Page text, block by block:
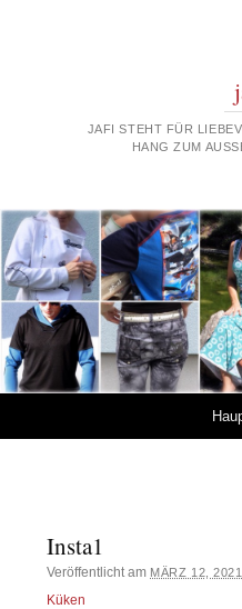
JAFI STEHT FÜR
HANG ZUM
Insta1
Veröffentlicht am MÄRZ 12, 2021
Küken